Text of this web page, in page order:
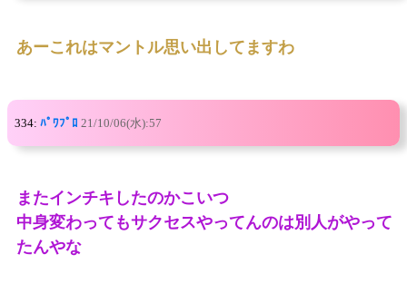
あーこれはマントル思い出してますわ
334: ﾊﾟﾜﾌﾟﾛ 21/10/06(水):57
またインチキしたのかこいつ
中身変わってもサクセスやってんのは別人がやって
たんやな